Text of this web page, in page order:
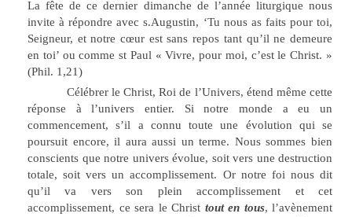
La fête de ce dernier dimanche de l’année liturgique nous
invite à répondre avec s.Augustin, ‘Tu nous as faits pour toi,
Seigneur, et notre cœur est sans repos tant qu’il ne demeure
en toi’ ou comme st Paul « Vivre, pour moi, c’est le Christ. »
(Phil. 1,21)
Célébrer le Christ, Roi de l’Univers, étend même cette
réponse à l’univers entier. Si notre monde a eu un
commencement, s’il a connu toute une évolution qui se
poursuit encore, il aura aussi un terme. Nous sommes bien
conscients que notre univers évolue, soit vers une destruction
totale, soit vers un accomplissement. Or notre foi nous dit
qu’il va vers son plein accomplissement et cet
accomplissement, ce sera le Christ tout en tous, l’avènement